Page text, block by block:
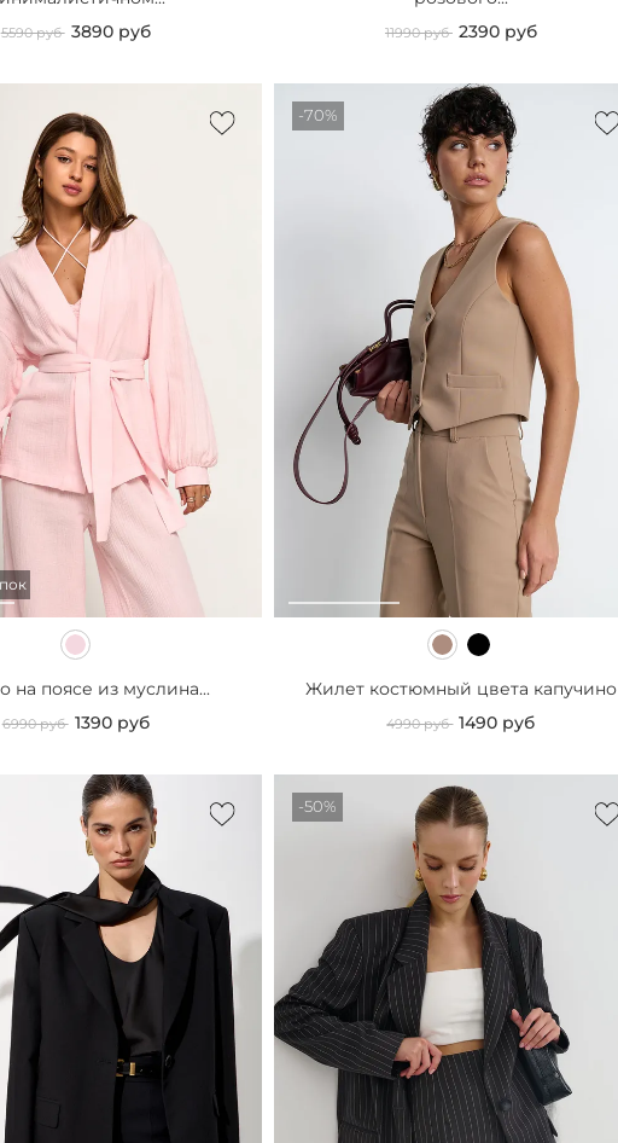
5590 руб 3890 руб 11990 руб 2390 руб
на поясе из муслина...
6990 руб 1390 руб
-70%
Жилет костюмный цвета капучино
4990 руб 1490 руб
-50%